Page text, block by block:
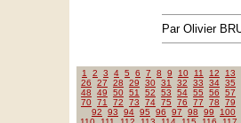
Par Olivier
1 2 3 4 5 6 7 8 9 10 11 12
13
26
27 28 29 30 31 32 33 34 35
48
49 50 51 52 53 54 55 56
57
70 71 72 73 74 75 76 77 78
79
92
93 94 95 96 97 98 99
100